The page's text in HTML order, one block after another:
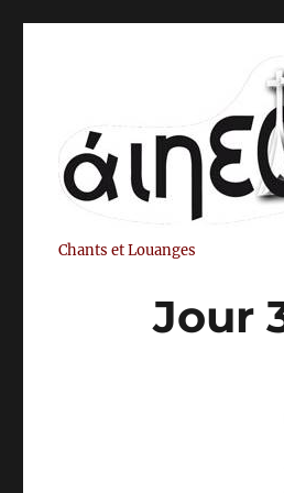
Chants et Louanges
Jour